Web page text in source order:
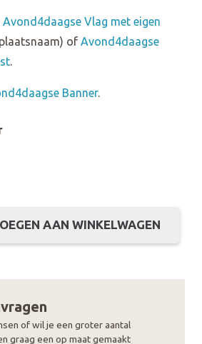
Avond4daagse Vlag met eigen
of Avond4daagse
Banner.
AAN WINKELWAGEN
of wil je een groter aantal
graag een op maat gemaakt